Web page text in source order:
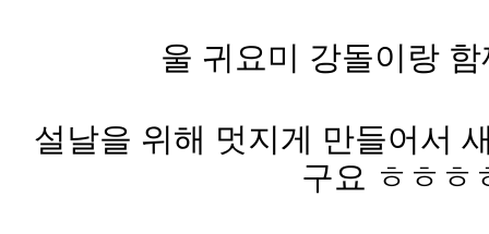
울 귀요미 강돌이랑
설날을 위해 멋지게 만들어서
구요 ㅎㅎㅎ